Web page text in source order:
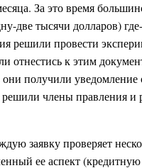
За это время
две тысячи долларов)
решили провести
отнестись к этим
получили уведомление
члены правления и
заявку проверяет
ее аспект